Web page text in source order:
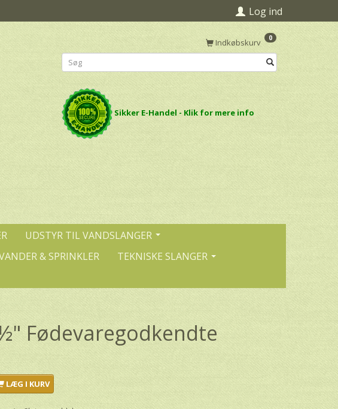
Log ind
Indkøbskurv 0
Sikker E-Handel - Klik for mere info
UDSTYR TIL VANDSLANGER
& SPRINKLER
TEKNISKE SLANGER
Fødevaregodkendte
LÆG I KURV